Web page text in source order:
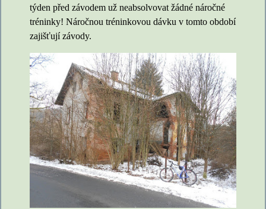
týden před závodem už neabsolvovat žádné náročné
tréninky! Náročnou tréninkovou dávku v tomto období
zajišťují závody.